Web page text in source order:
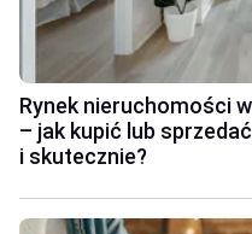
Rynek nieruchomości
– jak kupić lub
i skutecznie?